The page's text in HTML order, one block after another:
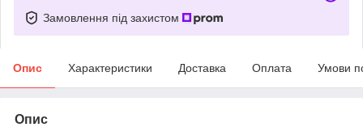
Замовлення під захистом
Опис Характеристики Доставка Оплата Умови
Опис